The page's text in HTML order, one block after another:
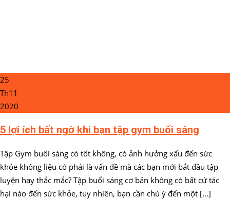
25
Th11
2020
5 lợi ích bất ngờ khi bạn tập gym buổi sáng
Tập Gym buổi sáng có tốt không, có ảnh hưởng xấu đến sức
khỏe không liệu có phải là vấn đề mà các bạn mới bắt đầu tập
luyện hay thắc mắc? Tập buổi sáng cơ bản không có bất cứ tác
hại nào đến sức khỏe, tuy nhiên, bạn cần chú ý đến một […]